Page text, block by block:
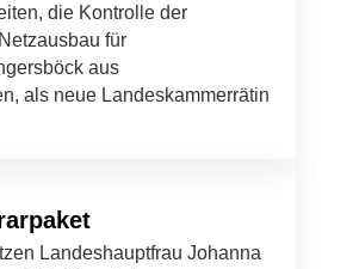
die Kontrolle der
für
aus
als neue Landeskammerrätin
Landeshauptfrau Johanna